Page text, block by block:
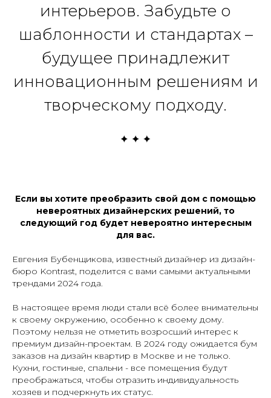
интерьеров. Забудьте о
шаблонности и стандартах –
будущее принадлежит
инновационным решениям и
творческому подходу.
Если вы хотите преобразить свой дом с помощью
невероятных дизайнерских решений, то
следующий год будет невероятно интересным
для вас.
Евгения Бубенщикова, известный дизайнер из дизайн-
бюро Kontrast, поделится с вами самыми актуальными
трендами 2024 года.
В настоящее время люди стали всё более внимательны
к своему окружению, особенно к своему дому.
Поэтому нельзя не отметить возросший интерес к
премиум дизайн-проектам. В 2024 году ожидается бум
заказов на дизайн квартир в Москве и не только.
Кухни, гостиные, спальни - все помещения будут
преображаться, чтобы отразить индивидуальность
хозяев и подчеркнуть их статус.